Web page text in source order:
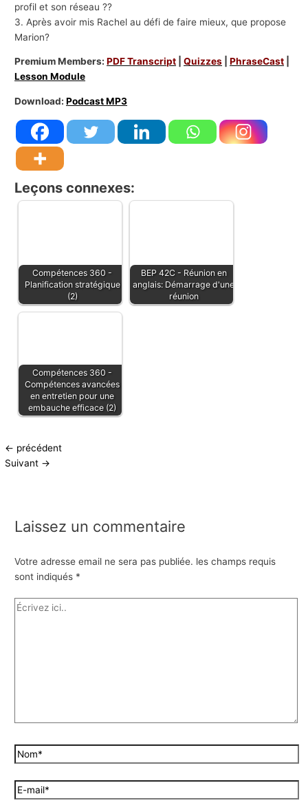
profil et son réseau ??
3. Après avoir mis Rachel au défi de faire mieux, que propose
Marion?
Premium Members:PDF Transcript |Quizzes |PhraseCast
Lesson Module
Download:Podcast MP3
Leçons connexes:
Compétences 360 -
Planification stratégique
(2)
BEP 42C - Réunion en
anglais: Démarrage d'une
réunion
Compétences 360 -
Compétences avancées
en entretien pour une
embauche efficace (2)
← précédent
Suivant →
Laissez un commentaire
Votre adresse email ne sera pas publiée. les champs requis
sont indiqués *